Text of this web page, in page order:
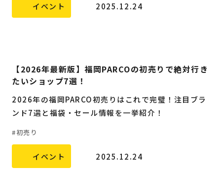
イベント 2025.12.24
【2026年最新版】福岡PARCOの初売りで絶対行き
たいショップ7選！
2026年の福岡PARCO初売りはこれで完璧！注目ブラ
ンド7選と福袋・セール情報を一挙紹介！
初売り
イベント 2025.12.24